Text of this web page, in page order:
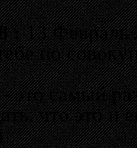
:13 Февраль
по
это самый
что это и